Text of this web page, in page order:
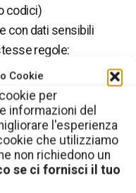
Cookie
per
informazioni del
l'esperienza
che utilizziamo
non richiedono un
se ci fornisci il tuo
codici)
con dati sensibili
regole:
identificabili
“in pulito” (es.
senza dati reali)
ricordare
o una foto a contenuti